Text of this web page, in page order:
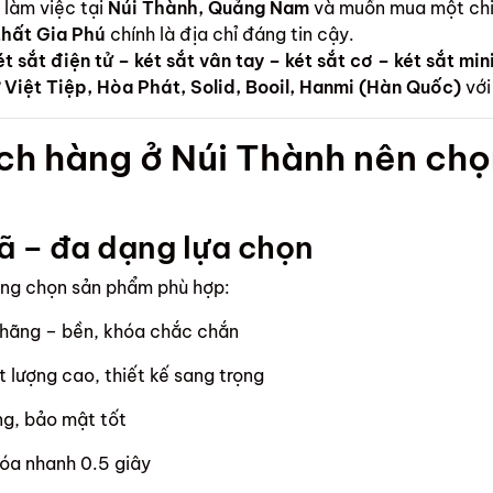
làm việc tại Núi Thành, Quảng Nam và muốn mua một
Gia Phú chính là địa chỉ đáng tin cậy.
sắt điện tử – két sắt vân tay – két sắt cơ – két sắt
Việt Tiệp, Hòa Phát, Solid, Booil, Hanmi (Hàn Quốc)
hàng ở Núi Thành nên
– đa dạng lựa chọn
chọn sản phẩm phù hợp:
– bền, khóa chắc chắn
lượng cao, thiết kế sang trọng
bảo mật tốt
nhanh 0.5 giây